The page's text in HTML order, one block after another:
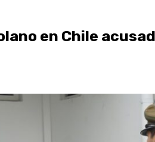
en Chile